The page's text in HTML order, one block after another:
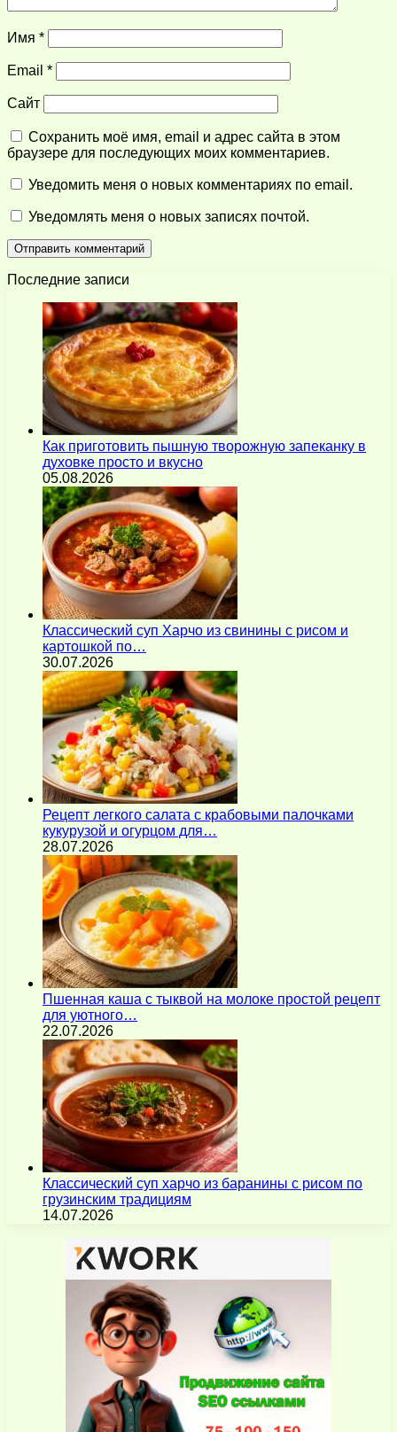
Имя *
Email *
Сайт
Сохранить моё имя, email и адрес сайта в этом
браузере для последующих моих комментариев.
Уведомить меня о новых комментариях по email.
Уведомлять меня о новых записях почтой.
Последние записи
Как приготовить пышную творожную запеканку в
духовке просто и вкусно
05.08.2026
Классический суп Харчо из свинины с рисом и
картошкой по…
30.07.2026
Рецепт легкого салата с крабовыми палочками
кукурузой и огурцом для…
28.07.2026
Пшенная каша с тыквой на молоке простой рецепт
для уютного…
22.07.2026
Классический суп харчо из баранины с рисом по
грузинским традициям
14.07.2026